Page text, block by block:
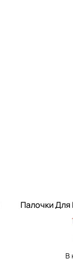
-15%
Палочки Для
В